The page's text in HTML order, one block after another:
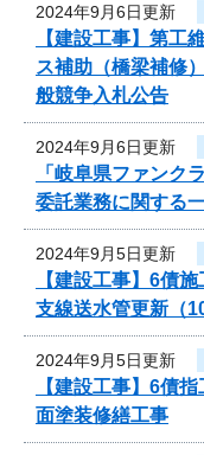
2024年9月6日更新
【建設工事】第
ス補助（橋梁補修
般競争入札公告
2024年9月6日更新
「岐阜県ファンク
委託業務に関する
2024年9月5日更新
【建設工事】6債
支線送水管更新（
2024年9月5日更新
【建設工事】6債
面塗装修繕工事